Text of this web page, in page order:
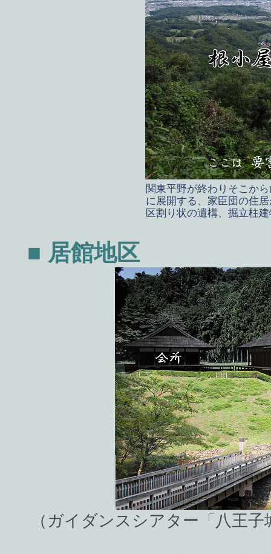
関東平野が終わりそこか
に展開する、家臣団の住
区割り状の遺構、掘立柱
■ 居館地区
（ガイダンスシアター「八王